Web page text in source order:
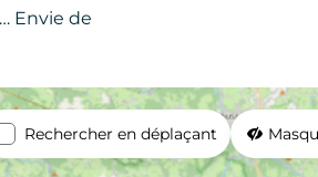
… Envie de
Rechercher en déplaçant